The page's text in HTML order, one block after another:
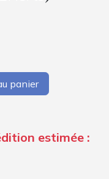
panier
estimée :